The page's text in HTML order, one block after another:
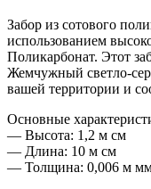
Забор из сотового
использованием
Поликарбонат. Этот
Жемчужный светло-
вашей территории и
Основные
— Высота: 1,2 м см
— Длина: 10 м см
— Толщина: 0,006 м